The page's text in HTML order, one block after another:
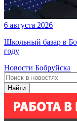
6 августа 2026
Школьный базар в
году
Новости Бобруйска
Найти